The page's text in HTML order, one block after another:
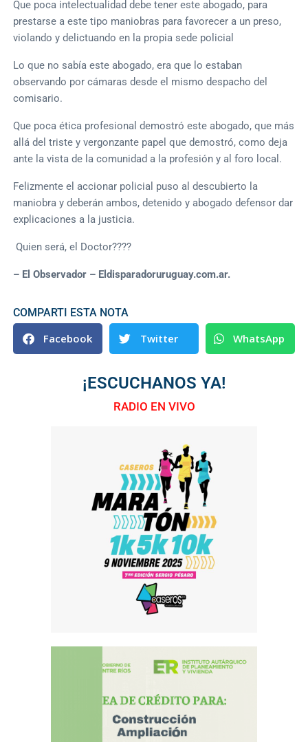
Que poca intelectualidad debe tener este abogado, para
prestarse a este tipo maniobras para favorecer a un preso,
violando y delictuando en la propia sede policial
Lo que no sabía este abogado, era que lo estaban
observando por cámaras desde el mismo despacho del
comisario.
Que poca ética profesional demostró este abogado, que más
allá del triste y vergonzante papel que demostró, como deja
ante la vista de la comunidad a la profesión y al foro local.
Felizmente el accionar policial puso al descubierto la
maniobra y deberán ambos, detenido y abogado defensor dar
explicaciones a la justicia.
Quien será, el Doctor????
– El Observador – Eldisparadoruruguay.com.ar.
COMPARTI ESTA NOTA
Facebook Twitter WhatsApp
¡ESCUCHANOS YA!
RADIO EN VIVO